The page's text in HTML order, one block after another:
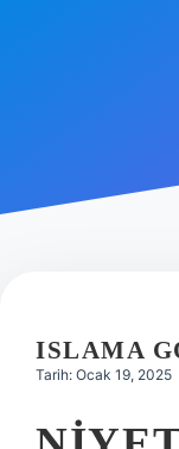
Hakkımızda
ISLAMA
Tarih: Ocak 19, 2025